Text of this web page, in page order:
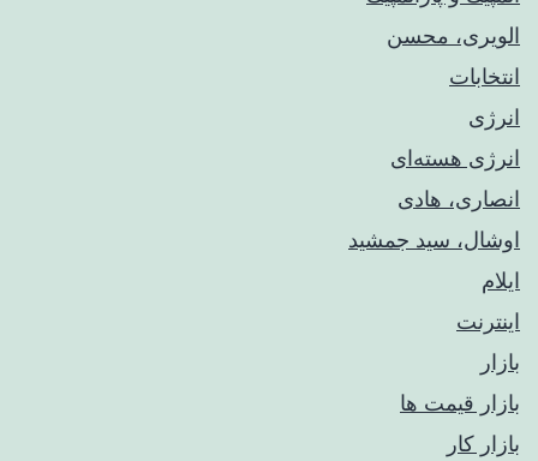
الویری، محسن
انتخابات
انرژی
انرژی هسته‌ای
انصاری، هادی
اوشال، سید جمشید
ایلام
اینترنت
بازار
بازار قیمت ها
بازار کار